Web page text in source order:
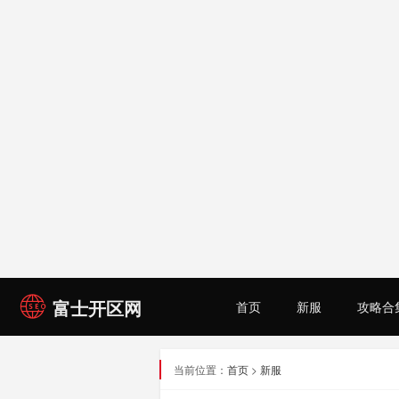
富士开区网 首页 新服 攻略合
当前位置： 首页 > 新服